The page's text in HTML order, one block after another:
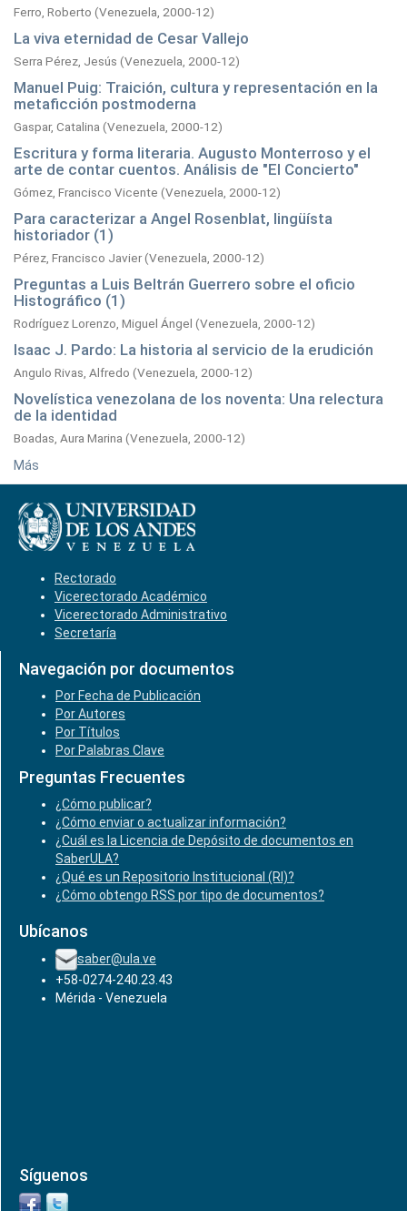
Ferro, Roberto (Venezuela, 2000-12)
La viva eternidad de Cesar Vallejo
Serra Pérez, Jesús (Venezuela, 2000-12)
Manuel Puig: Traición, cultura y representación en la
metaficción postmoderna
Gaspar, Catalina (Venezuela, 2000-12)
Escritura y forma literaria. Augusto Monterroso y el
arte de contar cuentos. Análisis de "El Concierto"
Gómez, Francisco Vicente (Venezuela, 2000-12)
Para caracterizar a Angel Rosenblat, lingüísta
historiador (1)
Pérez, Francisco Javier(Venezuela, 2000-12)
Preguntas a Luis Beltrán Guerrero sobre el oficio
Histográfico (1)
Rodríguez Lorenzo, Miguel Ángel (Venezuela, 2000-12)
Isaac J. Pardo: La historia al servicio de la erudición
Angulo Rivas, Alfredo (Venezuela, 2000-12)
Novelística venezolana de los noventa: Una relectura
de la identidad
Boadas, Aura Marina (Venezuela, 2000-12)
Más
Rectorado
Vicerectorado Académico
Vicerectorado Administrativo
Secretaría
Navegación por documentos
Por Fecha de Publicación
Por Autores
Por Títulos
Por Palabras Clave
Preguntas Frecuentes
¿Cómo publicar?
¿Cómo enviar o actualizar información?
¿Cuál es la Licencia de Depósito de documentos en
SaberULA?
¿Qué es un Repositorio Institucional (RI)?
¿Cómo obtengo RSS por tipo de documentos?
Ubícanos
saber@ula.ve
+58-0274-240.23.43
Mérida - Venezuela
Síguenos